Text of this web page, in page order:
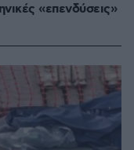
«επενδύσεις»